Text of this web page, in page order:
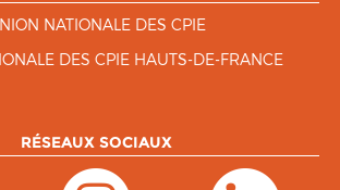
NATIONALE DES CPIE
DES CPIE HAUTS-DE-FRANCE
RÉSEAUX SOCIAUX